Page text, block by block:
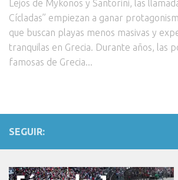
Lejos de Mykonos y Santorini, las
Cícladas” empiezan a ganar
que buscan playas menos masivas y
tranquilas en Grecia. Durante años, las
famosas de Grecia...
SEGUIR: